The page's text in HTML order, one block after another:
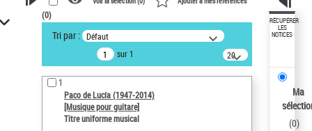
VOTRE RECHERCHE
Recherche avancée dans les
notices d’autorité
Œuvres liées à l'auteur :
Paco de Lucía (1947-2014)
Type de notice d'autorité
(0)
Tri par : Défaut
sur 1
20
résultats/page
1
Paco de Lucía (1947-2014)
[Musique pour guitare]
Titre uniforme musical
RÉCUPÉRER
LES
NOTICES
Ma
(0)